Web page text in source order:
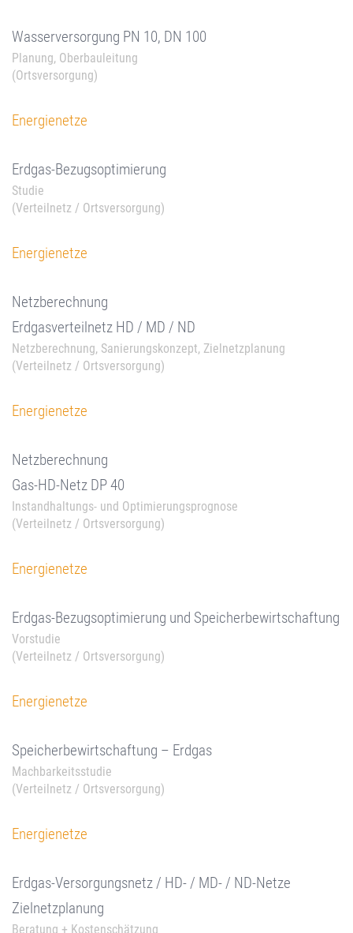
Wasserversorgung PN 10, DN 100
Planung, Oberbauleitung
(Ortsversorgung)
Energienetze
Erdgas-Bezugsoptimierung
Studie
(Verteilnetz / Ortsversorgung)
Energienetze
Netzberechnung
Erdgasverteilnetz HD / MD / ND
Netzberechnung, Sanierungskonzept, Zielnetzplanung
(Verteilnetz / Ortsversorgung)
Energienetze
Netzberechnung
Gas-HD-Netz DP 40
Instandhaltungs- und Optimierungsprognose
(Verteilnetz / Ortsversorgung)
Energienetze
Erdgas-Bezugsoptimierung und Speicherbewirtschaftung
Vorstudie
(Verteilnetz / Ortsversorgung)
Energienetze
Speicherbewirtschaftung – Erdgas
Machbarkeitsstudie
(Verteilnetz / Ortsversorgung)
Energienetze
Erdgas-Versorgungsnetz / HD- / MD- / ND-Netze
Zielnetzplanung
Beratung + Kostenschätzung